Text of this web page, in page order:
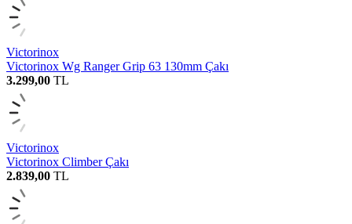
Victorinox
Victorinox Wg Ranger Grip 63 130mm Çakı
3.299,00 TL
Victorinox
Victorinox Climber Çakı
2.839,00 TL